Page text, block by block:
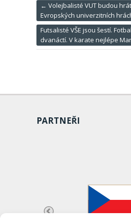
← Volejbalisté VUT budou
Evropských univerzitních
Futsalisté VŠE jsou šestí.
dvanáctí. V karate nejlépe
PARTNEŘI